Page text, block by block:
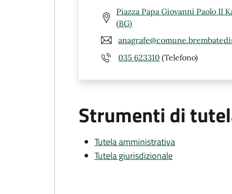
Piazza Papa Giovanni Paolo II
(BG)
035 623310 (Telefono)
Strumenti di
Tutela amministrativa
Tutela giurisdizionale